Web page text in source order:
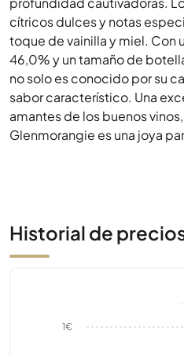
cítricos dulces y notas
toque de vainilla y miel. Con
46,0% y un tamaño de
no solo es conocido por su
sabor característico. Una
amantes de los buenos
Glenmorangie es una joya
Historial de
1€